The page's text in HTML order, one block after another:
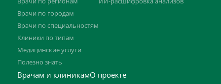
Врачи по городам
Врачи по специальностям
Клиники по типам
Медицинские услуги
Полезно знать
Врачам и клиникамО проекте